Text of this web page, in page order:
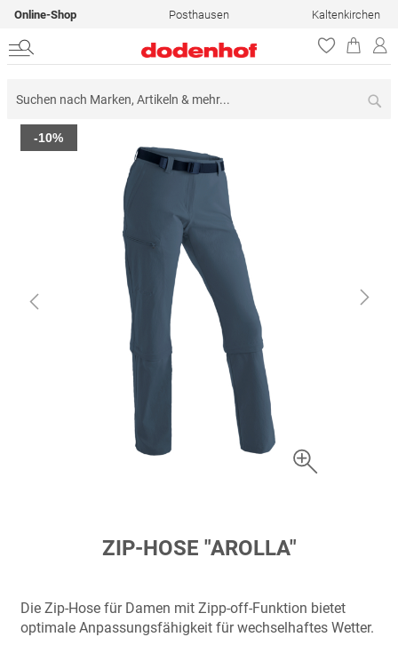
Online-Shop Posthausen Kaltenkirchen
Zum
Ende
-10%
springen
ZIP-HOSE "AROLLA"
Die Zip-Hose für Damen mit Zipp-off-Funktion bietet
optimale Anpassungsfähigkeit für wechselhaftes Wetter.